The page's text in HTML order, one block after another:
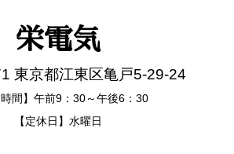
栄電気
東京都江東区亀戸5-29-24
時間】午前9：30～午後6：30
【定休日】水曜日